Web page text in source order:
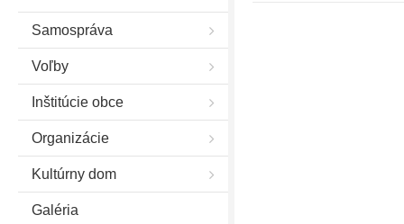
Samospráva
Voľby
Inštitúcie obce
Organizácie
Kultúrny dom
Galéria